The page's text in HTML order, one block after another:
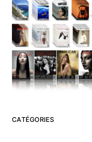
CATÉGORIES